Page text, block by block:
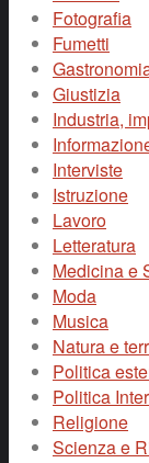
Fotografia
Fumetti
Giustizia
Industria,
Interviste
Istruzione
Lavoro
Letteratura
Medicina e
Moda
Musica
Natura e
Politica
Politica
Religione
Scienza e